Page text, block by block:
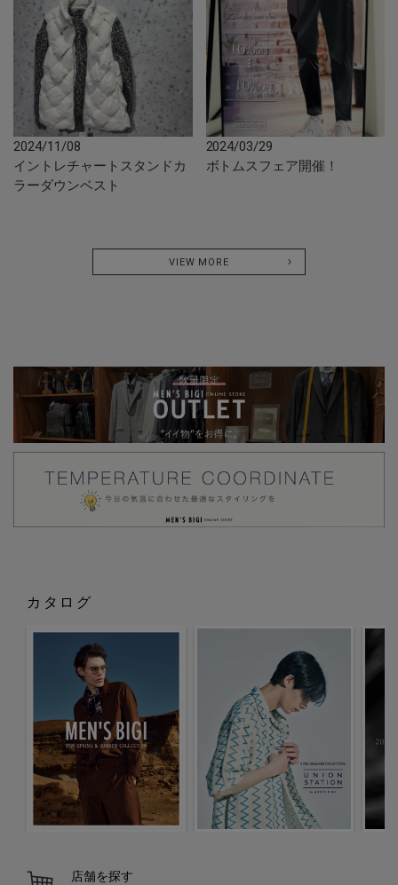
2024/11/08
イントレチャートスタンドカ
ラーダウンベスト
2024/03/29
ボトムスフェア開催！
VIEW MORE
カタログ
店舗を探す